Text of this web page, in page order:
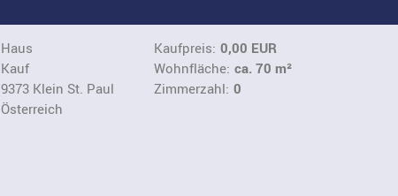
Haus
Kauf
9373 Klein St. Paul
Österreich
Kaufpreis: 0,00 EUR
Wohnfläche: ca. 70 m²
Zimmerzahl: 0